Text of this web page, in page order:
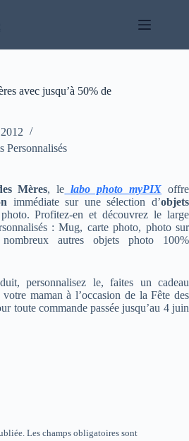
avec jusqu’à 50% de
Personnalisés
Mères, le labo photo myPIX offre
immédiate sur une sélection d’objets
Profitez-en et découvrez le large
: Mug, carte photo, photo sur
autres objets photo 100%
personnalisez le, faites un cadeau
maman à l’occasion de la Fête des
toute commande passée jusqu’au 4 juin
Les champs obligatoires sont